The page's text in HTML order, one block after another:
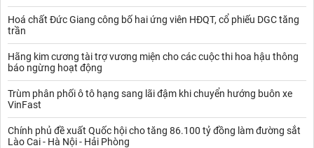
Hoá chất Đức Giang công bố hai ứng viên HĐQT, cổ phiếu DGC tăng
trần
Hãng kim cương tài trợ vương miện cho các cuộc thi hoa hậu thông
báo ngừng hoạt động
Trùm phân phối ô tô hạng sang lãi đậm khi chuyển hướng buôn xe
VinFast
Chính phủ đề xuất Quốc hội cho tăng 86.100 tỷ đồng làm đường sắt
Lào Cai - Hà Nội - Hải Phòng